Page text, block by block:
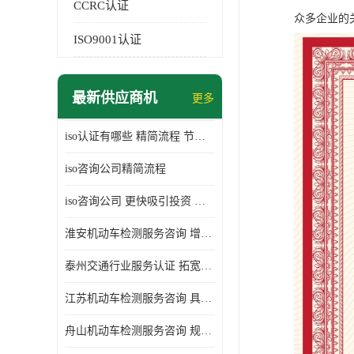
CCRC认证
ISO9001认证
最新供应商机 更多
iso认证有哪些 精简流程 节省企业运营成本
iso咨询公司精简流程
iso咨询公司 更快吸引投资 节省企业运营成本
淮安机动车检测服务咨询 增加竞争力 可获得更多业务机会
泰州交通行业服务认证 拓宽可业务范围 提高客户对企业满意度
江苏机动车检测服务咨询 具有社会效益 是企业综合实力的体现
舟山机动车检测服务咨询 规范管理技术 具备市场竞争能力
众多企业的